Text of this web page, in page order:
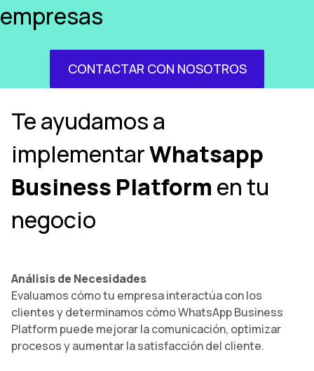
empresas
CONTACTAR CON NOSOTROS
Te ayudamos a
implementarWhatsapp
Business Platform en tu
negocio
Análisis de Necesidades
Evaluamos cómo tu empresa interactúa con los
clientes y determinamos cómo WhatsApp Business
Platform puede mejorar la comunicación, optimizar
procesos y aumentar la satisfacción del cliente.